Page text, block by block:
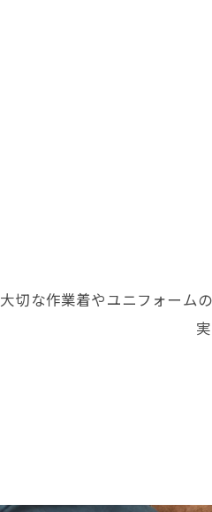
大切な作業着やユニフォーム